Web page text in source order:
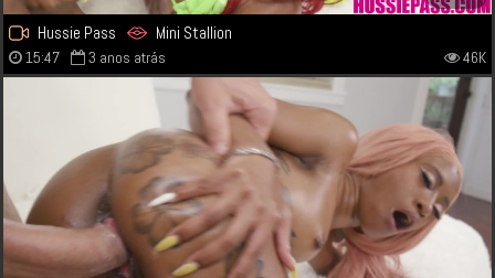
Hussie Pass Mini Stallion
15:47 3 anos atrás 46K